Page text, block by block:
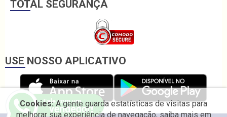
TOTAL SEGURANÇA
USE NOSSO APLICATIVO
Cookies:A gente guarda estatísticas de visitas para
melhorar sua experiência de navegação, saiba mais em